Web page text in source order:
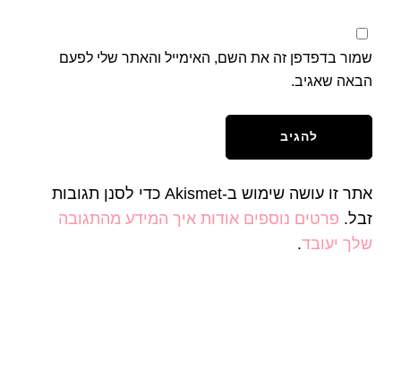
שמור בדפדפן זה את השם, האימייל והאתר שלי לפעם
הבאה שאגיב.
אתר זו עושה שימוש ב-Akismet כדי לסנן תגובות
זבל. פרטים נוספים אודות איך המידע מהתגובה
שלך יעובד.